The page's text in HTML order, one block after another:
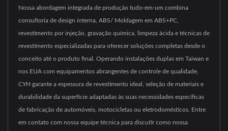
Nossa abordagem integrada de produção tudo-em-um combina
consultoria de design interna, ABS/ Moldagem em ABS+PC,
revestimento por injeção, gravação química, limpeza ácida e técnicas de
revestimento especializadas para oferecer soluções completas desde o
conceito até o produto final. Operando instalações duplas em Taiwan e
nos EUA com equipamentos abrangentes de controle de qualidade,
CYH garante a espessura de revestimento ideal, seleção de materiais e
durabilidade da superfície adaptadas às suas necessidades específicas
de fabricação de automóveis, motocicletas ou eletrodomésticos. Entre
em contato com nossa equipe técnica para discutir como nossa